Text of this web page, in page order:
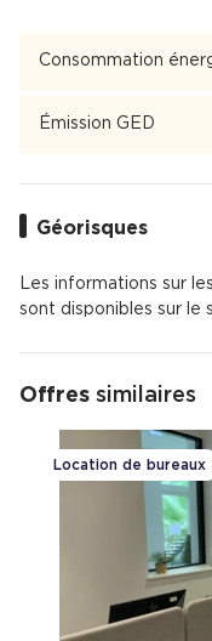
ville de Bordeaux
Consommation
Émission GED
Géorisques
Les informations sur
sont disponibles sur le
Offres similaires
Location de bureaux